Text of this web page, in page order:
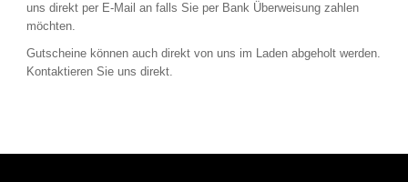
uns direkt per E-Mail an falls Sie per Bank Überweisung zahlen
möchten.
Gutscheine können auch direkt von uns im Laden abgeholt werden.
Kontaktieren Sie uns direkt.